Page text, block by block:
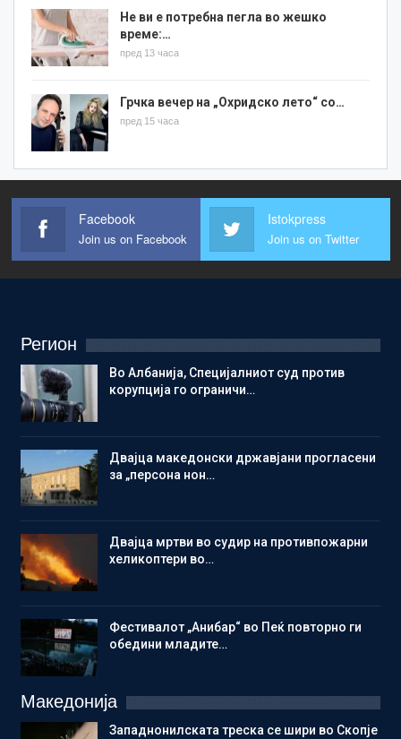
Не ви е потребна пегла во жешко
време:…
пред 13 часа
Грчка вечер на „Охридско лето“ со…
пред 15 часа
Facebook
Join us on Facebook
Istokpress
Join us on Twitter
Регион
Во Албанија, Специјалниот суд против
корупција го ограничи…
Двајца македонски државјани прогласени
за „персона нон…
Двајца мртви во судир на противпожарни
хеликоптери во…
Фестивалот „Анибар“ во Пеќ повторно ги
обедини младите…
Македонија
Западнонилската треска се шири во Скопје